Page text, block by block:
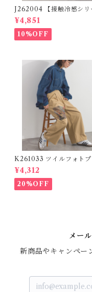
J262004 【接触冷感シリ
ズ】 ツイルワーク風ロゴ
ツ / Cool Touch Twill
Logo Pants (残りわずか)
¥4,851
10%OFF
K261033 ツイルフォトプ
トイージーテーパードパン
Twill Photo Print Easy
ered Pants
¥4,312
20%OFF
メー
新商品やキャンペー